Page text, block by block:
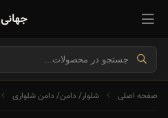
جهانی
صفحه اصلی شلوار/ دامن/ دامن شلواری